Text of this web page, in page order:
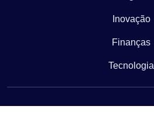
Inovação
Finanças
Tecnologia